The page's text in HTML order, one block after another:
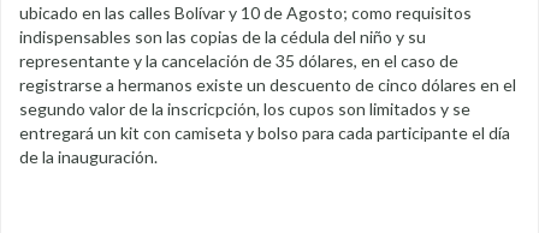
ubicado en las calles Bolívar y 10 de Agosto; como requisitos
indispensables son las copias de la cédula del niño y su
representante y la cancelación de 35 dólares, en el caso de
registrarse a hermanos existe un descuento de cinco dólares en el
segundo valor de la inscricpción, los cupos son limitados y se
entregará un kit con camiseta y bolso para cada participante el día
de la inauguración.